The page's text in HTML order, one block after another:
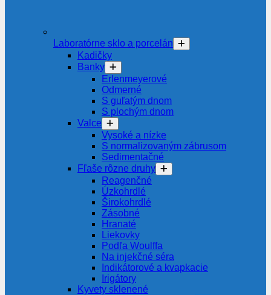
Laboratórne sklo a porcelán
Kadičky
Banky
Erlenmeyerové
Odmerné
S guľatým dnom
S plochým dnom
Valce
Vysoké a nízke
S normalizovaným zábrusom
Sedimentačné
Fľaše rôzne druhy
Reagenčné
Úzkohrdlé
Širokohrdlé
Zásobné
Hranaté
Liekovky
Podľa Woulffa
Na injekčné séra
Indikátorové a kvapkacie
Irigátory
Kyvety sklenené